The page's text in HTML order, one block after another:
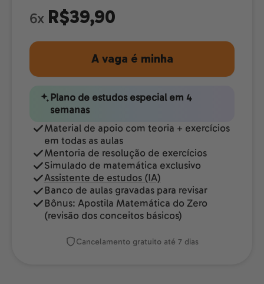
6x R$39,90
A vaga é minha
Plano de estudos especial em 4
semanas
Material de apoio com teoria + exercícios
em todas as aulas
Mentoria de resolução de exercícios
Simulado de matemática exclusivo
Assistente de estudos (IA)
Banco de aulas gravadas para revisar
Bônus: Apostila Matemática do Zero
(revisão dos conceitos básicos)
Cancelamento gratuito até 7 dias